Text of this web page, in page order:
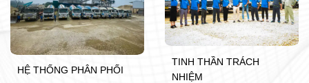
HỆ THỐNG PHÂN PHỐI
TINH THẦN TRÁCH
NHIỆM